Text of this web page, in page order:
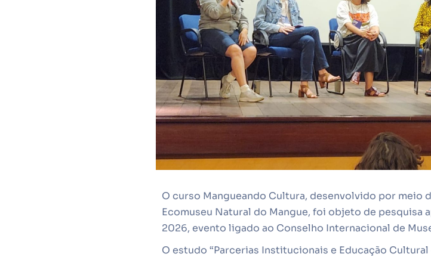
O curso Mangueando Cultura, desenvolvido por meio
Ecomuseu Natural do Mangue, foi objeto de pesquisa
2026, evento ligado ao Conselho Internacional de
O estudo “Parcerias Institucionais e Educação